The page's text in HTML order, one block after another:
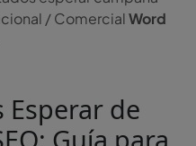
/ ComercialWord
Esperar de